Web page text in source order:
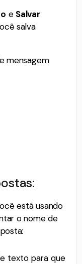
e Salvar
salva
mensagem
está usando
o nome de
texto para que